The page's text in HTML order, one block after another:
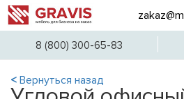
8 (800) 300-65-83
< Вернуться назад